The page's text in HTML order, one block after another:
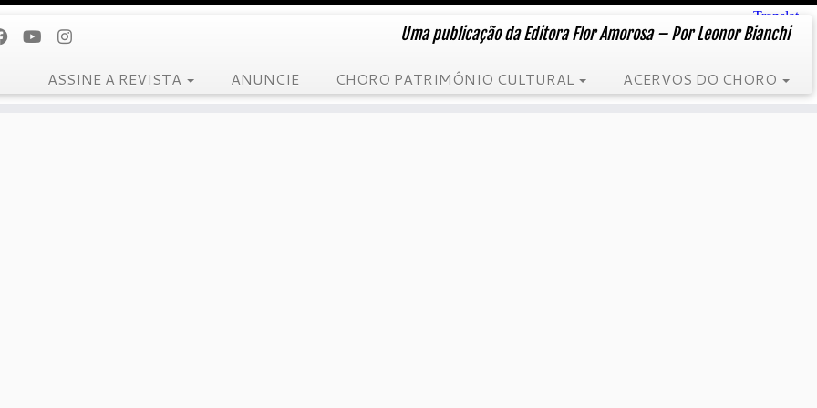
Uma publicação da Editora Flor Amorosa – Por Leonor Bianchi
ASSINE A REVISTA ANUNCIE CHORO PATRIMÔNIO CULTURAL ACERVOS DO CHORO